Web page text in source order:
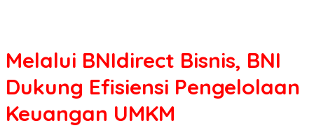
Melalui BNIdirect Bisnis, BNI
Dukung Efisiensi Pengelolaan
Keuangan UMKM